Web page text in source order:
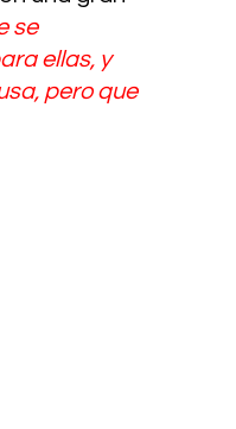
se
ellas, y
pero que